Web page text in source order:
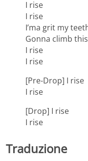
I rise
I rise
I’ma grit my
Gonna climb
I rise
I rise
[Pre-Drop] I rise
I rise
[Drop] I rise
I rise
Traduzione